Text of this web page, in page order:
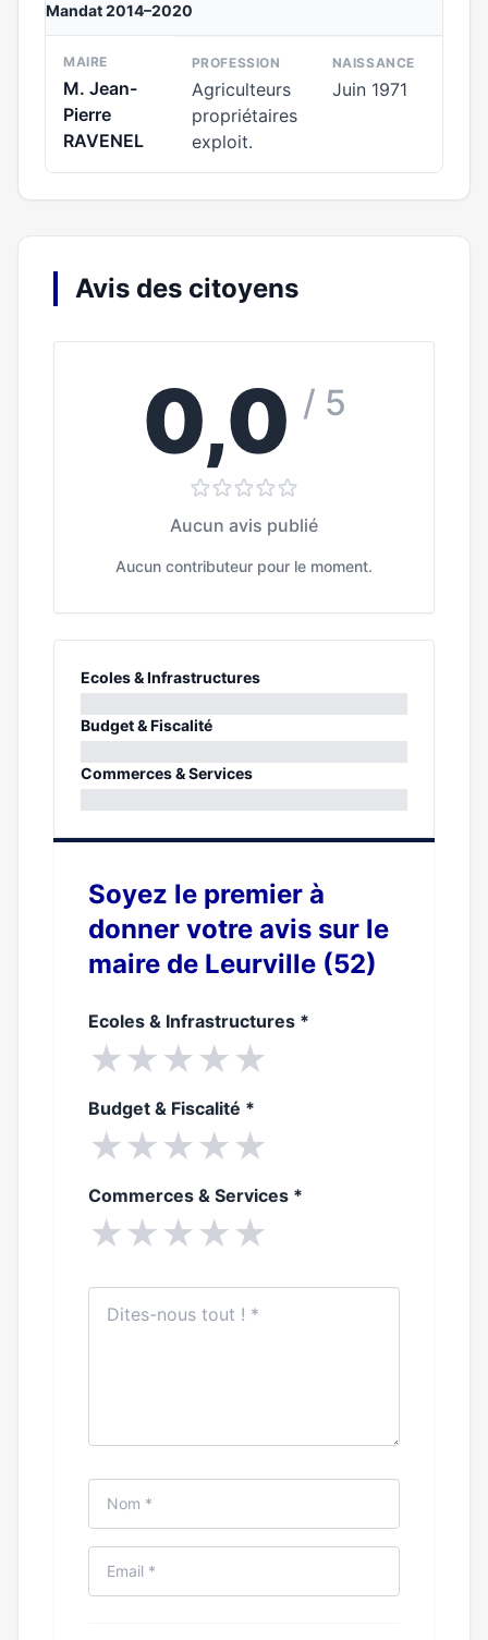
Mandat 2014–2020
MAIRE
M. Jean-
Pierre
RAVENEL
PROFESSION
Agriculteurs
propriétaires
exploit.
NAISSANCE
Juin 1971
Avis des citoyens
0,0 / 5
Aucun avis publié
Aucun contributeur pour le moment.
Ecoles & Infrastructures
0%
Budget & Fiscalité
0%
Commerces & Services
Soyez le premier à
donner votre avis sur le
maire de Leurville (52)
Ecoles & Infrastructures *
★★★★★
Budget & Fiscalité *
★★★★★
Commerces & Services *
★★★★★